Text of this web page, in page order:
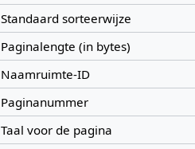
Standaard sorteerwijze
Paginalengte (in bytes)
Naamruimte-ID
Paginanummer
Taal voor de pagina